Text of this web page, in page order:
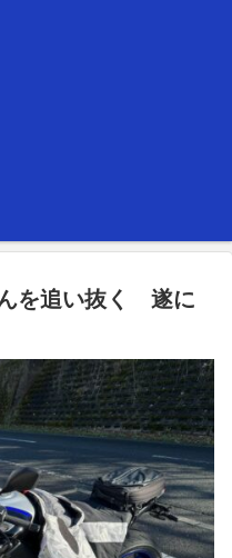
を追い抜く 遂に